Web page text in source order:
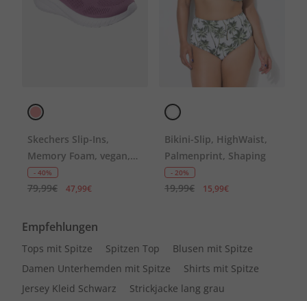
Skechers Slip-Ins,
Memory Foam, vegan,
Komfortweite
- 40%
79,99€ 47,99€
Bikini-Slip, HighWaist,
Palmenprint, Shaping
- 20%
19,99€ 15,99€
Empfehlungen
Tops mit Spitze Spitzen Top
Blusen mit Spitze
Damen Unterhemden mit Spitze
Shirts mit Spitze
Jersey Kleid Schwarz
Strickjacke lang grau